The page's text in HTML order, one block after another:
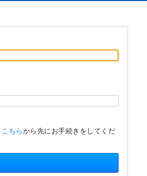
こちらから先にお手続きをしてくだ